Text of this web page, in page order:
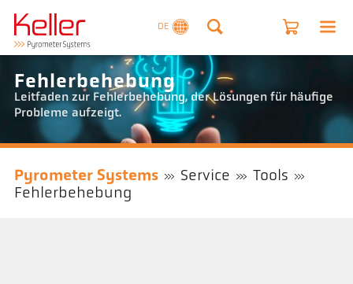
DE
Fehlerbehebung
Leitfaden zur Fehlerbehebung, der Lösungen für häufige
Probleme aufzeigt.
Pyrometer Systems Service
Tools
Fehlerbehebung